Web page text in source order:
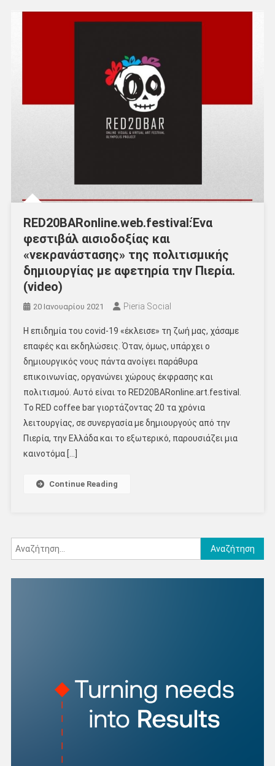
RED20BARonline.web.festival:Ένα
φεστιβάλ αισιοδοξίας και
«νεκρανάστασης» της πολιτισμικής
δημιουργίας με αφετηρία την Πιερία.
(video)
20 Ιανουαρίου 2021 Pieria Social
Η επιδημία του covid-19 «έκλεισε» τη ζωή μας, χάσαμε
επαφές και εκδηλώσεις. Όταν, όμως, υπάρχει ο
δημιουργικός νους πάντα ανοίγει παράθυρα
επικοινωνίας, οργανώνει χώρους έκφρασης και
πολιτισμού. Αυτό είναι το RED20BARonline.art.festival.
Το RED coffee bar γιορτάζοντας 20 τα χρόνια
λειτουργίας, σε συνεργασία με δημιουργούς από την
Πιερία, την Ελλάδα και το εξωτερικό, παρουσιάζει μια
καινοτόμα […]
Continue Reading
Αναζήτηση
για: